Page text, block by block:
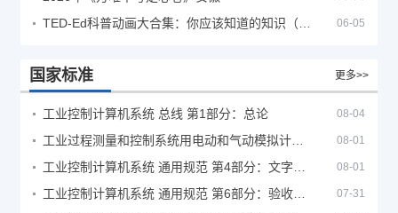
06-05
国家标准 更多>>
工业控制计算机系统 总线 第1部分：总论 08-04
08-01
08-01
07-31